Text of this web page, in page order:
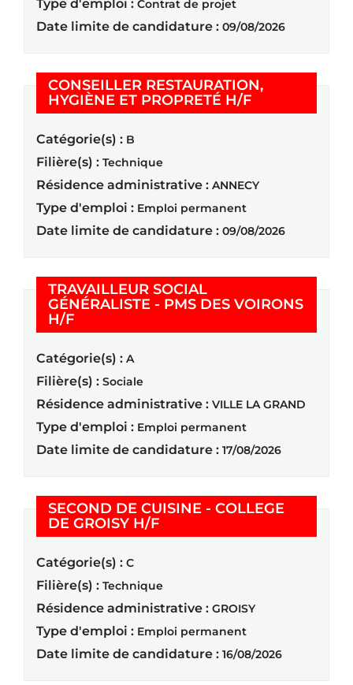
Type d'emploi : Contrat de projet
Date limite de candidature : 09/08/2026
CONSEILLER RESTAURATION,
HYGIÈNE ET PROPRETÉ H/F(Nouvelle
Catégorie(s) : B
Filière(s) : Technique
Résidence administrative : ANNECY
Type d'emploi : Emploi permanent
Date limite de candidature : 09/08/2026
TRAVAILLEUR SOCIAL
GÉNÉRALISTE - PMS DES VOIRONS
H/F(Nouvelle fenêtre)
Catégorie(s) : A
Filière(s) : Sociale
Résidence administrative : VILLE LA GRAND
Type d'emploi : Emploi permanent
Date limite de candidature : 17/08/2026
SECOND DE CUISINE - COLLEGE
DE GROISY H/F(Nouvelle fenêtre)
Catégorie(s) : C
Filière(s) : Technique
Résidence administrative : GROISY
Type d'emploi : Emploi permanent
Date limite de candidature : 16/08/2026